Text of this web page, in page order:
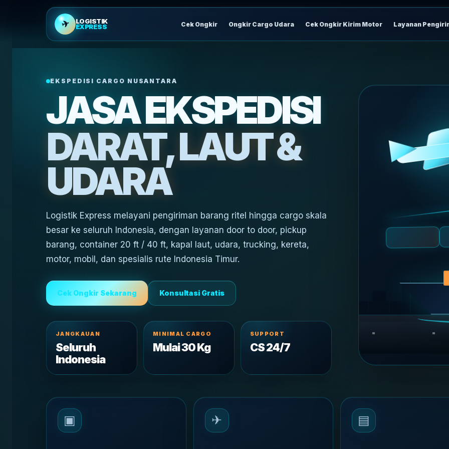
✈ LOGISTIK
EXPRESS Cek Ongkir Ongkir Cargo Udara Cek Ongkir Kirim Motor Layanan
EKSPEDISI CARGO NUSANTARA
JASA EKSPEDISI
DARAT, LAUT &
UDARA
Logistik Express melayani pengiriman barang ritel hingga cargo skala
besar ke seluruh Indonesia, dengan layanan door to door, pickup
barang, container 20 ft / 40 ft, kapal laut, udara, trucking, kereta,
motor, mobil, dan spesialis rute Indonesia Timur.
Cek Ongkir Sekarang Konsultasi Gratis
JANGKAUAN
Seluruh
Indonesia
MINIMAL CARGO
Mulai 30 Kg
SUPPORT
CS 24/7
▣ ✈ ▤